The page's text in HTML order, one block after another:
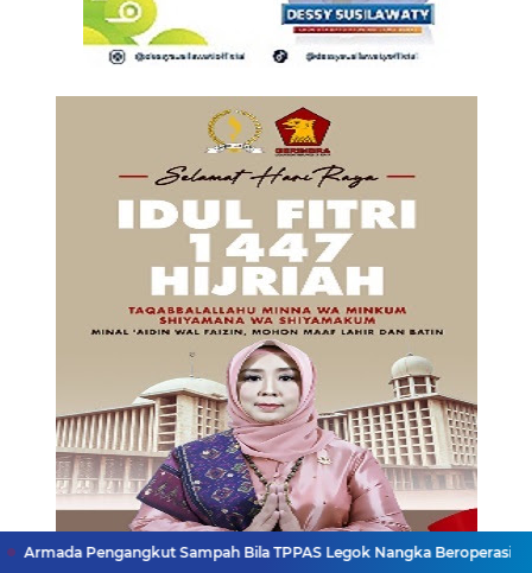
Sampah Bila TPPAS Legok Nangka Beroperasi Serda